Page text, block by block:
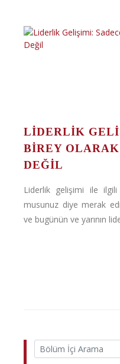
LIDERLIK
BIREY
DEĞIL
Liderlik gelişimi ile ilgili
musunuz diye merak
ve bugünün ve yarının